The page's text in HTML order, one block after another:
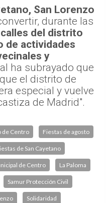
San Lorenzo
durante las
calles del distrito
de actividades
y
ha subrayado que
el distrito de
especial y vuelve
de Madrid".
de Centro Fiestas de agosto
de San Cayetano
de Centro La Paloma
Samur Protección Civil
Solidaridad